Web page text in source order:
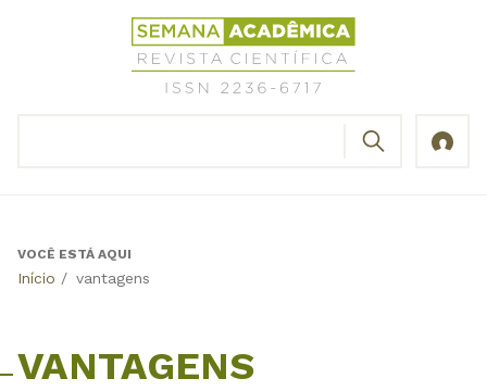
Revista
Científica
Semana
Back
VOCÊ ESTÁ AQUI
Início / vantagens
VANTAGENS